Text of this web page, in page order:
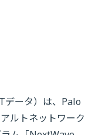
ータ）は、Palo
ルトネットワーク